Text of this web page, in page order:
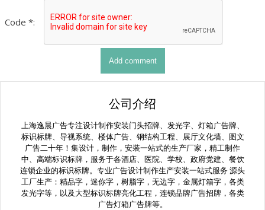
Code *:
公司介绍
上海逸晨广告专注设计制作安装门头招牌、发光字、灯箱广告牌、
标识标牌、导视系统、楼体广告、钢结构工程、展厅文化墙、图文
广告二十年！集设计，制作，安装一站式的生产厂家，精工制作
中、高端标识标牌，服务于各酒店、医院、学校、政府党建、餐饮
连锁企业的标识标牌。专业广告设计制作生产安装一站式服务 源头
工厂生产：精品字，迷你字，树脂字，无边字，金属灯箱字，各类
发光字等，以及大型标识标牌亮化工程，连锁品牌广告招牌，各类
广告灯箱广告牌等。